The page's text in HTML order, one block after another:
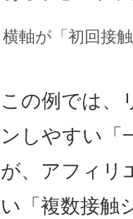
横軸が「初回接
この例では、
ンしやすい「
が、アフィリ
い「複数接触